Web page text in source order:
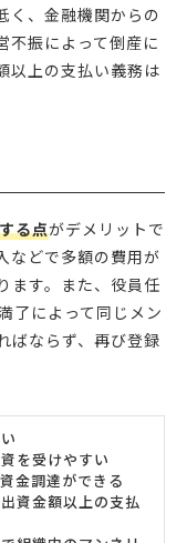
く、金融機関からの
不振によって倒産に
以上の支払い義務は
る点がデメリットで
などで多額の費用が
ます。また、役員任
了によって同じメン
ばならず、再び登録
を受けやすい
金調達ができる
資金額以上の支払